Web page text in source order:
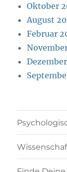
Oktober
August
Februar